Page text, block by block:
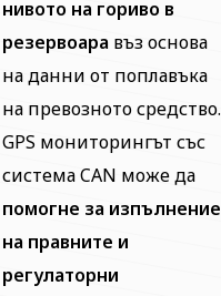
нивото на гориво в
резервоара въз основа
на данни от поплавъка
на превозното средство.
GPS мониторингът със
система CAN може да
помогне за изпълнение
на правните и
регулаторни